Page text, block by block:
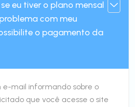
eu tiver o plano mensal
com meu
o pagamento da
e-mail informando sobre o
que você acesse o site